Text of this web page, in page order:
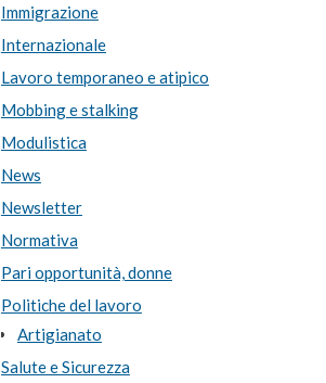
Immigrazione
Internazionale
Lavoro temporaneo e atipico
Mobbing e stalking
Modulistica
News
Newsletter
Normativa
Pari opportunità, donne
Politiche del lavoro
Artigianato
Salute e Sicurezza